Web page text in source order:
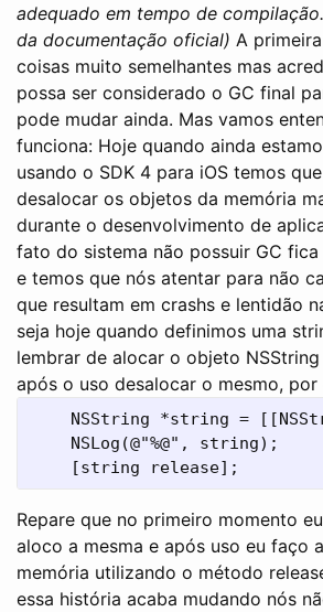
adequado em tempo de
da documentação oficial) A
coisas muito semelhantes mas
possa ser considerado o GC final
pode mudar ainda. Mas vamos
funciona: Hoje quando ainda
usando o SDK 4 para iOS temos
desalocar os objetos da memória
durante o desenvolvimento de
fato do sistema não possuir GC
e temos que nós atentar para não
que resultam em crashs e lentidão
seja hoje quando definimos uma
lembrar de alocar o objeto
após o uso desalocar o mesmo, por
NSString *string =
    NSLog(@"%@", string);
Repare que no primeiro momento
aloco a mesma e após uso eu faço
memória utilizando o método
essa história acaba mudando nós